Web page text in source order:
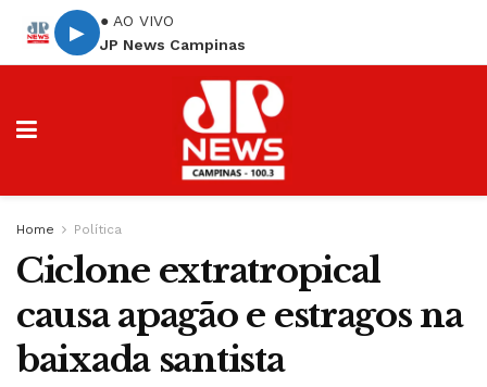
▶
● AO VIVO
JP News Campinas
Home Política
Ciclone extratropical
causa apagão e estragos na
baixada santista